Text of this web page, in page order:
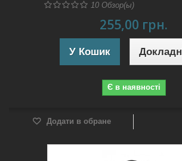
10 Обзор(ы)
255,00 грн.
У Кошик
Є в наявності
Додати в обране